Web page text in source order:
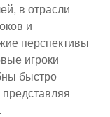
в отрасли
и
перспективы
игроки
быстро